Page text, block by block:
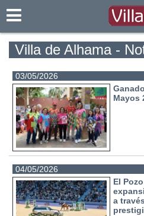
Villa de Alhama -
03/05/2026
Mayos
04/05/2026
El
a